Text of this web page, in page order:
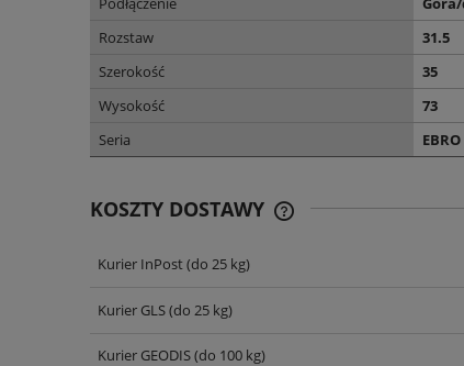
Rozstaw
31.5
Szerokość
35
Wysokość
73
Seria
EBRO
KOSZTY DOSTAWY
CENA NIE ZAWIERA
Kurier InPost(do 25 kg)
Kurier GLS(do 25 kg)
Kurier GEODIS(do 100 kg)